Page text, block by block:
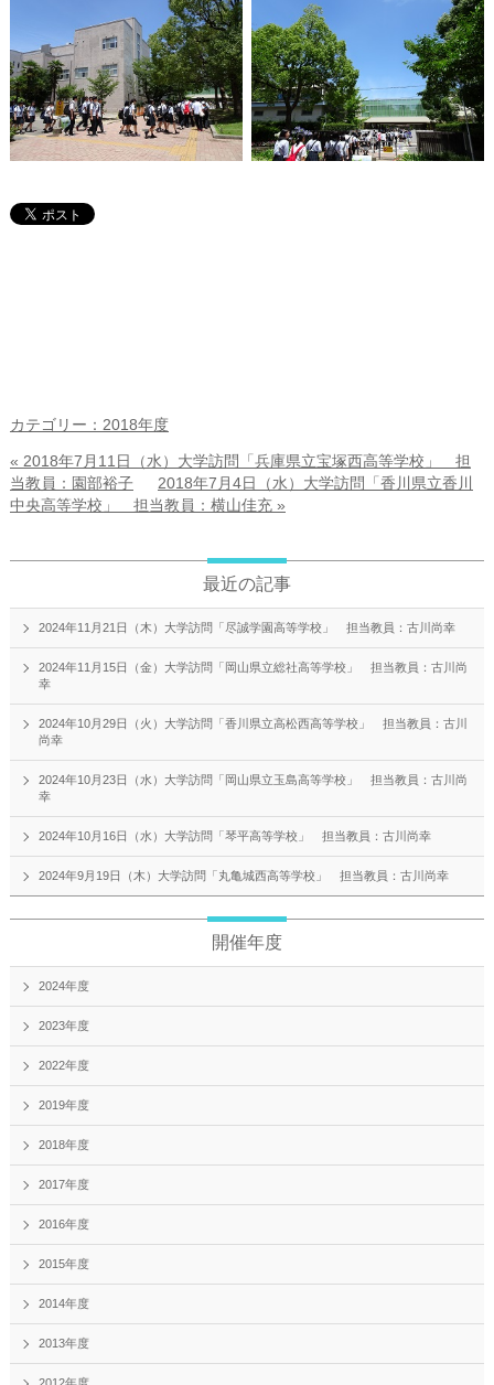
カテゴリー：2018年度
« 2018年7月11日（水）大学訪問「兵庫県立宝塚西高等学校」 担
当教員：園部裕子
2018年7月4日（水）大学訪問「香川県立香川
中央高等学校」 担当教員：横山佳充 »
最近の記事
2024年11月21日（木）大学訪問「尽誠学園高等学校」 担当教員：古川尚幸
2024年11月15日（金）大学訪問「岡山県立総社高等学校」 担当教員：古川尚
幸
2024年10月29日（火）大学訪問「香川県立高松西高等学校」 担当教員：古川
尚幸
2024年10月23日（水）大学訪問「岡山県立玉島高等学校」 担当教員：古川尚
幸
2024年10月16日（水）大学訪問「琴平高等学校」 担当教員：古川尚幸
2024年9月19日（木）大学訪問「丸亀城西高等学校」 担当教員：古川尚幸
開催年度
2024年度
2023年度
2022年度
2019年度
2018年度
2017年度
2016年度
2015年度
2014年度
2013年度